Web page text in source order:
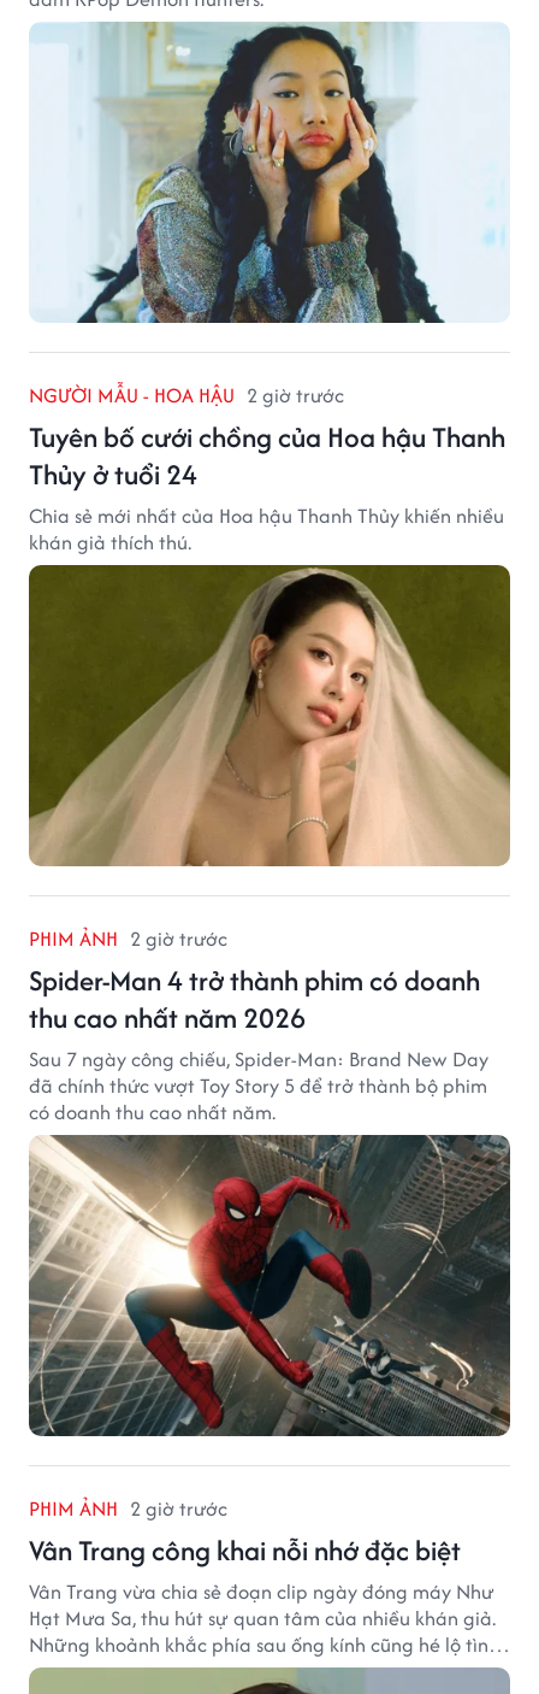
NGƯỜI MẪU - HOA HẬU 2 giờ trước
Tuyên bố cưới chồng của Hoa hậu Thanh
Thủy ở tuổi 24
Chia sẻ mới nhất của Hoa hậu Thanh Thủy khiến nhiều
khán giả thích thú.
PHIM ẢNH 2 giờ trước
Spider-Man 4 trở thành phim có doanh
thu cao nhất năm 2026
Sau 7 ngày công chiếu, Spider-Man: Brand New Day
đã chính thức vượt Toy Story 5 để trở thành bộ phim
có doanh thu cao nhất năm.
PHIM ẢNH 2 giờ trước
Vân Trang công khai nỗi nhớ đặc biệt
Vân Trang vừa chia sẻ đoạn clip ngày đóng máy Như
Hạt Mưa Sa, thu hút sự quan tâm của nhiều khán giả.
Những khoảnh khắc phía sau ống kính cũng hé lộ tình
cảm đặc biệt mà nữ diễn viên dành cho ê-kíp bộ phim.